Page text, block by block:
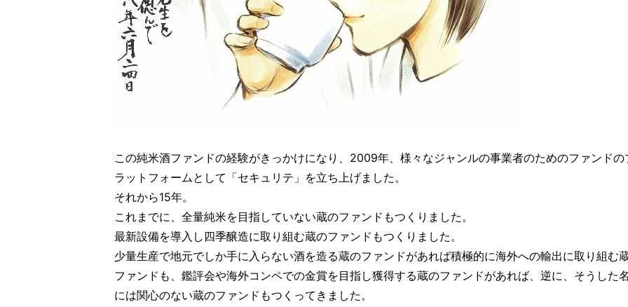
この純米酒ファンドの経験がきっかけになり、2009年、様々なジャンルの事業者のためのファンドの
ラットフォームとして「セキュリテ」を立ち上げました。
それから15年。
これまでに、全量純米を目指していない蔵のファンドもつくりました。
最新設備を導入し四季醸造に取り組む蔵のファンドもつくりました。
少量生産で地元でしか手に入らない酒を造る蔵のファンドがあれば積極的に海外への輸出に取り組む
ファンドも、鑑評会や海外コンペでの金賞を目指し獲得する蔵のファンドがあれば、逆に、そうした
には関心のない蔵のファンドもつくってきました。